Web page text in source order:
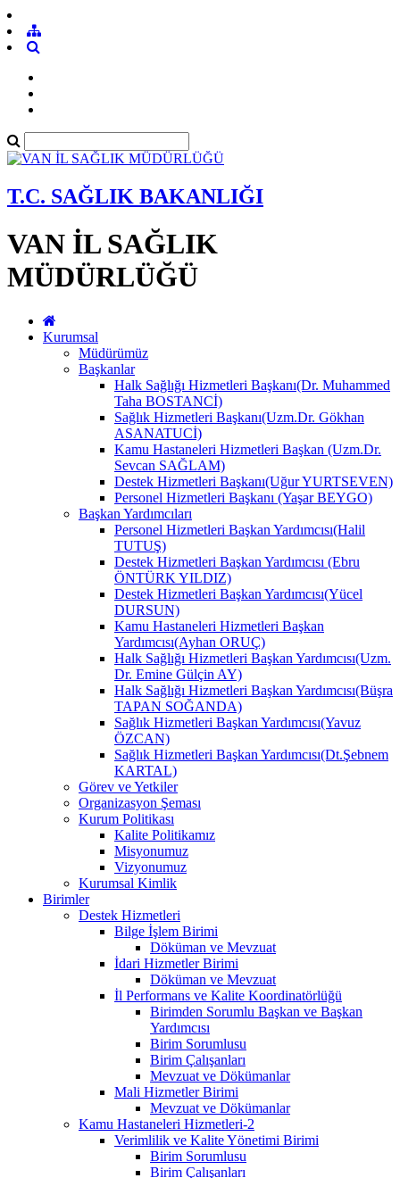
T.C. SAĞLIK BAKANLIĞI
VAN İL SAĞLIK
MÜDÜRLÜĞÜ
Kurumsal
Müdürümüz
Başkanlar
Halk Sağlığı Hizmetleri Başkanı(Dr. Muhammed
Taha BOSTANCİ)
Sağlık Hizmetleri Başkanı(Uzm.Dr. Gökhan
ASANATUCİ)
Kamu Hastaneleri Hizmetleri Başkan (Uzm.Dr.
Sevcan SAĞLAM)
Destek Hizmetleri Başkanı(Uğur YURTSEVEN)
Personel Hizmetleri Başkanı (Yaşar BEYGO)
Başkan Yardımcıları
Personel Hizmetleri Başkan Yardımcısı(Halil
TUTUŞ)
Destek Hizmetleri Başkan Yardımcısı (Ebru
ÖNTÜRK YILDIZ)
Destek Hizmetleri Başkan Yardımcısı(Yücel
DURSUN)
Kamu Hastaneleri Hizmetleri Başkan
Yardımcısı(Ayhan ORUÇ)
Halk Sağlığı Hizmetleri Başkan Yardımcısı(Uzm.
Dr. Emine Gülçin AY)
Halk Sağlığı Hizmetleri Başkan Yardımcısı(Büşra
TAPAN SOĞANDA)
Sağlık Hizmetleri Başkan Yardımcısı(Yavuz
ÖZCAN)
Sağlık Hizmetleri Başkan Yardımcısı(Dt.Şebnem
KARTAL)
Görev ve Yetkiler
Organizasyon Şeması
Kurum Politikası
Kalite Politikamız
Misyonumuz
Vizyonumuz
Kurumsal Kimlik
Birimler
Destek Hizmetleri
Bilge İşlem Birimi
Döküman ve Mevzuat
İdari Hizmetler Birimi
Döküman ve Mevzuat
İl Performans ve Kalite Koordinatörlüğü
Birimden Sorumlu Başkan ve Başkan
Yardımcısı
Birim Sorumlusu
Birim Çalışanları
Mevzuat ve Dökümanlar
Mali Hizmetler Birimi
Mevzuat ve Dökümanlar
Kamu Hastaneleri Hizmetleri-2
Verimlilik ve Kalite Yönetimi Birimi
Birim Sorumlusu
Birim Çalışanları